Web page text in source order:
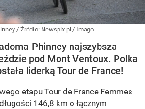
/ Źródło: Newspix.pl / Imago
Phinney najszybsza
pod Mont Ventoux. Polka
liderką Tour de France!
etapu Tour de France Femmes
146,8 km o łącznym